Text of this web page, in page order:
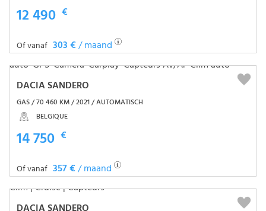
12 490 €
Of vanaf 303 €/ maand
DACIA SANDERO
GAS / 70 460 KM / 2021 / AUTOMATISCH
BELGIQUE
14 750 €
Of vanaf 357 €/ maand